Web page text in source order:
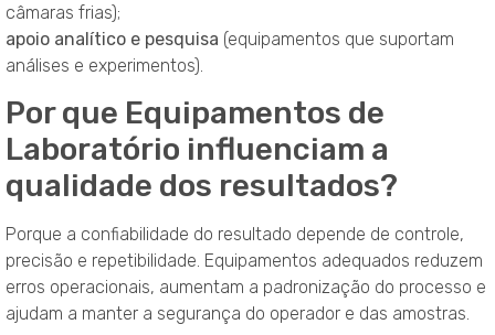
câmaras frias);
apoio analítico e pesquisa (equipamentos que suportam
análises e experimentos).
Por que Equipamentos de
Laboratório influenciam a
qualidade dos resultados?
Porque a confiabilidade do resultado depende de controle,
precisão e repetibilidade. Equipamentos adequados reduzem
erros operacionais, aumentam a padronização do processo e
ajudam a manter a segurança do operador e das amostras.